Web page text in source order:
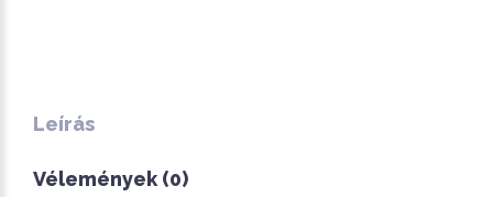
Leírás
Vélemények (0)